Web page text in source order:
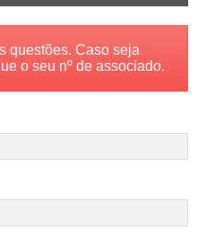
questões. Caso seja
o seu nº de associado.